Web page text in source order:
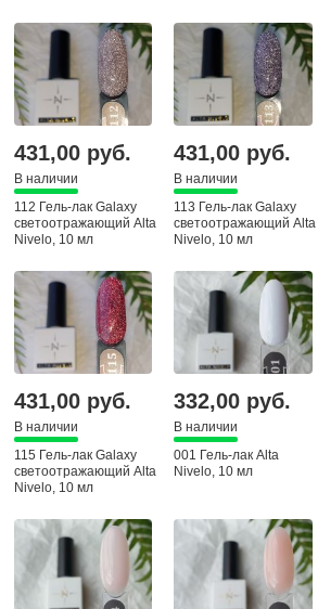
431,00 руб.
В наличии
112 Гель-лак Galaxy
светоотражающий Alta
Nivelo, 10 мл
431,00 руб.
В наличии
113 Гель-лак Galaxy
светоотражающий Alta
Nivelo, 10 мл
431,00 руб.
В наличии
115 Гель-лак Galaxy
светоотражающий Alta
Nivelo, 10 мл
332,00 руб.
В наличии
001 Гель-лак Alta
Nivelo, 10 мл